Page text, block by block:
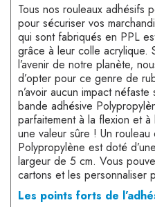
Tous nos rouleaux adhésifs
pour sécuriser vos
qui sont fabriqués en PPL
grâce à leur colle acrylique.
l’avenir de notre planète,
d’opter pour ce genre de
n’avoir aucun impact
bande adhésive
parfaitement à la flexion et
une valeur sûre ! Un
Polypropylène est doté
largeur de 5 cm. Vous
cartons et les personnaliser
Les points forts de